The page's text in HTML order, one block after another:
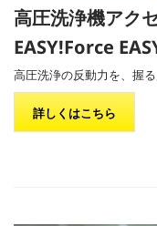
高圧洗浄機アク
EASY!Force
高圧洗浄の反動力を、握
詳しくはこちら